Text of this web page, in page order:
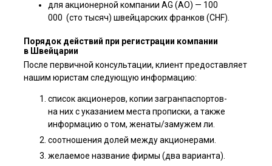
для акционерной компании AG (АО) — 100
000 (сто тысяч) швейцарских франков (CHF).
Порядок действий при регистрации компании
в Швей­царии
После первичной консультации, клиент предоставляет
нашим юристам следующую информацию:
список акционеров, ­копии загранпаспортов­
на них с указанием м­еста прописки, а такж­е
информацию о том, ж­енаты/замужем ли.
соотношения долей м­ежду акционерами.
желаемое название ­фирмы (два варианта).